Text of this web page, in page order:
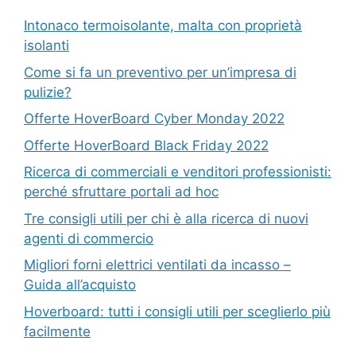
Intonaco termoisolante, malta con proprietà
isolanti
Come si fa un preventivo per un’impresa di
pulizie?
Offerte HoverBoard Cyber Monday 2022
Offerte HoverBoard Black Friday 2022
Ricerca di commerciali e venditori professionisti:
perché sfruttare portali ad hoc
Tre consigli utili per chi è alla ricerca di nuovi
agenti di commercio
Migliori forni elettrici ventilati da incasso –
Guida all’acquisto
Hoverboard: tutti i consigli utili per sceglierlo più
facilmente